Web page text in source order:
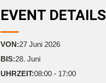
EVENT DETAILS
VON:27 Juni 2026
BIS:28. Juni
UHRZEIT:08:00 - 17:00